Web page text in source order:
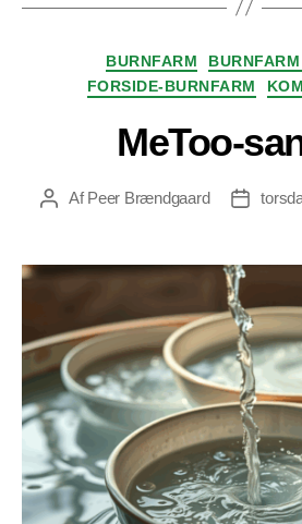
BURNFARM
FORSIDE-BURNFARM
MeToo-
Indlægsforfatter
AfPeer Brændgaard